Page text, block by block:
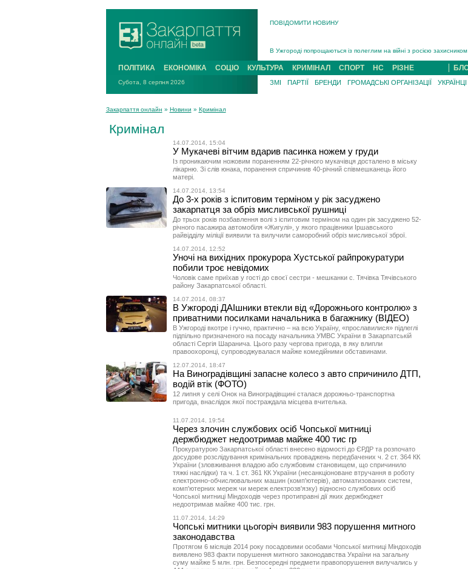
ПОВІДОМИТИ НОВИНУ
В Ужгороді попрощаються із полеглим на війні з росією
В Ужгороді 5 серпня попрощаються із захисником Богданом
Підтвердили загибель захисника із Нанкова на Хустщині Юліана
На війні з рф поліг військовий з Виноградова Ігнат
ПОЛІТИКА ЕКОНОМІКА СОЦІО КУЛЬТУРА КРИМІНАЛ СПОРТ НС РІЗНЕ
Субота, 8 серпня 2026 ЗМІ ПАРТІЇ БРЕНДИ ГРОМАДСЬКІ ОРГАНІЗАЦІЇ
Закарпаття онлайн » Новини » Кримінал
Кримінал
14.07.2014, 15:04
У Мукачеві вітчим вдарив пасинка ножем у груди
Із проникаючим ножовим пораненням 22-річного мукачівця досталено в міську
лікарню. Зі слів юнака, поранення спричинив 40-річний співмешканець його
матері.
14.07.2014, 13:54
До 3-х років з іспитовим терміном у рік засуджено
закарпатця за обріз мисливської рушниці
До трьох років позбавлення волі з іспитовим терміном на один рік засуджено 52-
річного пасажира автомобіля «Жигулі», у якого працівники Іршавського
райвідділу міліції виявили та вилучили саморобний обріз мисливської зброї.
14.07.2014, 12:52
Уночі на вихідних прокурора Хустської райпрокуратури
побили троє невідомих
Чоловік саме приїхав у гості до своєї сестри - мешканки с. Тячівка Тячівського
району Закарпатської області.
14.07.2014, 08:37
В Ужгороді ДАІшники втекли від «Дорожнього контролю» з
приватними посилками начальника в багажнику (ВІДЕО)
В Ужгороді вкотре і гучно, практично – на всю Україну, «прославилися» підлеглі
підпільно призначеного на посаду начальника УМВС України в Закарпатській
області Сергія Шаранича. Цього разу чергова пригода, в яку влипли
правоохоронці, супроводжувалася майже комедійними обставинами.
12.07.2014, 18:47
На Виноградівщині запасне колесо з авто спричинило ДТП,
водій втік (ФОТО)
12 липня у селі Онок на Виноградівщині сталася дорожньо-транспортна
пригода, внаслідок якої постраждала місцева вчителька.
11.07.2014, 19:54
Через злочин службових осіб Чопської митниці
держбюджет недоотримав майже 400 тис гр
Прокуратурою Закарпатської області внесено відомості до ЄРДР та розпочато
досудове розслідування кримінальних проваджень передбачених ч. 2 ст. 364 КК
України (зловживання владою або службовим становищем, що спричинило
тяжкі наслідки) та ч. 1 ст. 361 КК України (несанкціоноване втручання в роботу
електронно-обчислювальних машин (комп'ютерів), автоматизованих систем,
комп'ютерних мереж чи мереж електрозв'язку) відносно службових осіб
Чопської митниці Міндоходів через протиправні дії яких держбюджет
недоотримав майже 400 тис. грн.
11.07.2014, 14:29
Чопські митники цьогоріч виявили 983 порушення митного
законодавства
Протягом 6 місяців 2014 року посадовими особами Чопської митниці Міндоходів
виявлено 983 факти порушення митного законодавства України на загальну
суму майже 5 млн. грн. Безпосередні предмети правопорушення вилучались у